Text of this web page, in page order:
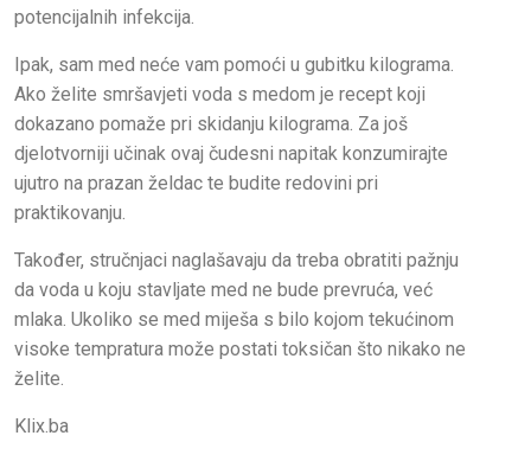
potencijalnih infekcija.
Ipak, sam med neće vam pomoći u gubitku kilograma.
Ako želite smršavjeti voda s medom je recept koji
dokazano pomaže pri skidanju kilograma. Za još
djelotvorniji učinak ovaj čudesni napitak konzumirajte
ujutro na prazan želdac te budite redovini pri
praktikovanju.
Također, stručnjaci naglašavaju da treba obratiti pažnju
da voda u koju stavljate med ne bude prevruća, već
mlaka. Ukoliko se med miješa s bilo kojom tekućinom
visoke tempratura može postati toksičan što nikako ne
želite.
Klix.ba